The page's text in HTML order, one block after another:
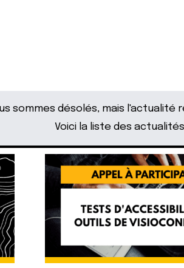
sommes désolés, mais l'actualité
Voici la liste des